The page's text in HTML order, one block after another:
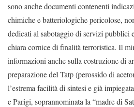
sono anche documenti contenenti
chimiche e batteriologiche pericolose,
dedicati al sabotaggio di servizi pubblici
chiara cornice di finalità terroristica. Il
informazioni anche sulla costruzione di
preparazione del Tatp (perossido di
l’estrema facilità di sintesi e già
e Parigi, soprannominata la “madre di